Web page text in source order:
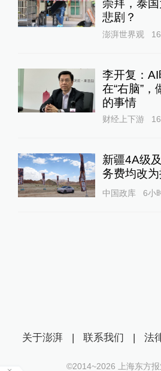
崇拜，泰
悲剧？
澎湃世界观
李开复：
在“右脑”，
的事情
财经上下游
新疆4A级
务费均改
中国政库 6小
关于澎湃 | 联系我们 | 法
©2014~2026 上海东方